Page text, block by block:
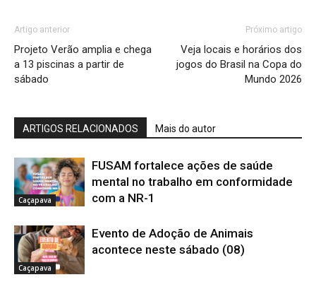
Artigo anterior
Projeto Verão amplia e chega
a 13 piscinas a partir de
sábado
Próximo artigo
Veja locais e horários dos
jogos do Brasil na Copa do
Mundo 2026
ARTIGOS RELACIONADOS Mais do autor
Caçapava
FUSAM fortalece ações de saúde
mental no trabalho em conformidade
com a NR-1
Caçapava
Evento de Adoção de Animais
acontece neste sábado (08)